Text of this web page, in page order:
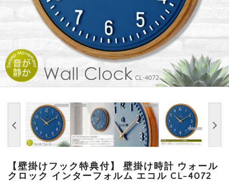
【壁掛けフック特典付】 壁掛け時計 ウォール
クロック インターフォルム エコル CL-4072